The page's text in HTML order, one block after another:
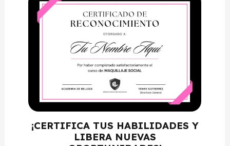
Módulo 12: Técnica de maquillaje ahumado
Técnica de maquillaje tonos cálidos
Módulo 14:Técnica de maquillaje tonos fríos
Módulo 15:Técnica de maquillaje sobre piel
Módulo 16:Técnica de maquillaje sobre piel
Módulo 17: Técnica de maquillaje masculino
¡CERTIFICA TUS HABILIDADES Y
LIBERA NUEVAS